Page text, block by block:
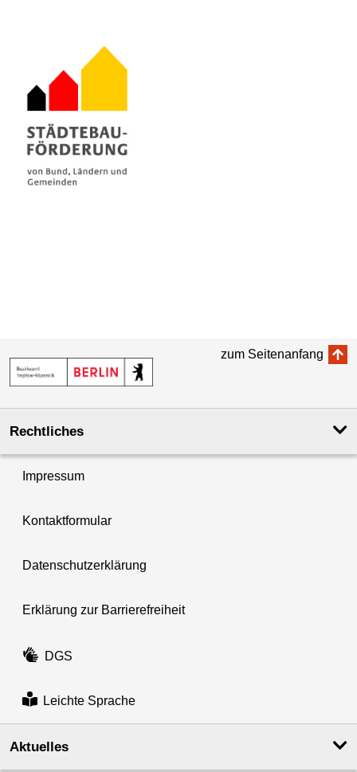
zum Seitenanfang
Rechtliches
Impressum
Kontaktformular
Datenschutzerklärung
Erklärung zur Barrierefreiheit
DGS
Leichte Sprache
Aktuelles